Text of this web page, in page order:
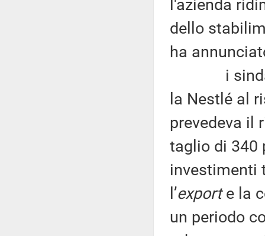
l'azienda
dello
ha
i
la Nestlé al
prevedeva il
taglio di 340
investimenti
l’exporte la
un periodo